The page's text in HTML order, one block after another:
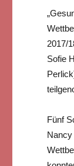
2017/
Sofie
Fünf